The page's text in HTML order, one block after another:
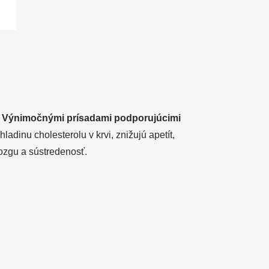
Výnimočnými prísadami podporujúcimi
cholesterolu v krvi, znižujú apetít,
a sústredenosť.